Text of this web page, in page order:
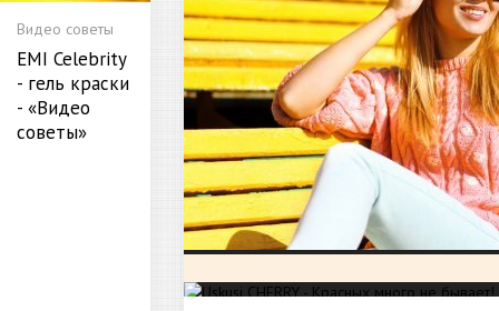
Видео советы
EMI Celebrity
- гель краски
- «Видео
советы»